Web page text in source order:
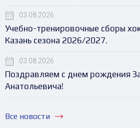
03.08.2026
Учебно-тренировочные сборы
Казань сезона 2026/2027.
03.08.2026
Поздравляем с днем рождения
Анатольевича!
Все новости